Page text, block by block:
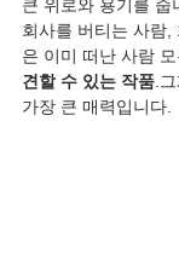
큰 위로와 용기를 줍
회사를 버티는 사람,
은 이미 떠난 사람
견할 수 있는 작품 .
가장 큰 매력입니다.